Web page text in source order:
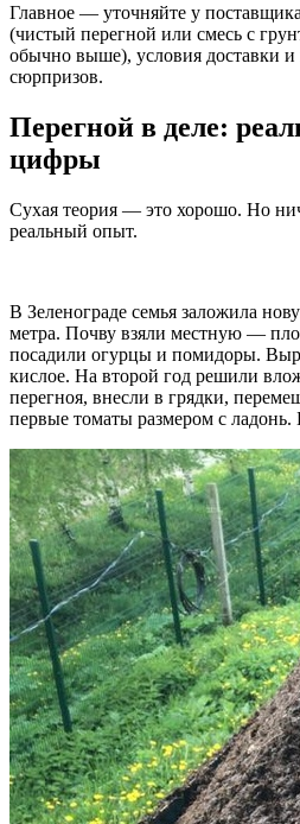
Главное — уточняйте у
(чистый перегной или смесь с
обычно выше), условия доставки и
сюрпризов.
Перегной в деле:
цифры
Сухая теория — это хорошо. Но
реальный опыт.
В Зеленограде семья заложила
метра. Почву взяли местную —
посадили огурцы и помидоры.
кислое. На второй год решили
перегноя, внесли в грядки,
первые томаты размером с ладонь.